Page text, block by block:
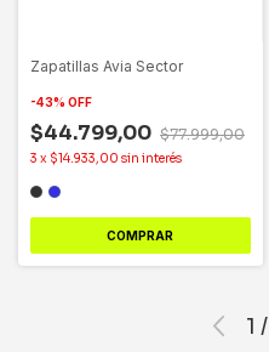
Zapatillas Avia Sector
-43% OFF
$44.799,00 $77.999,00
3 x $14.933,00 sin interés
COMPRAR
1 /